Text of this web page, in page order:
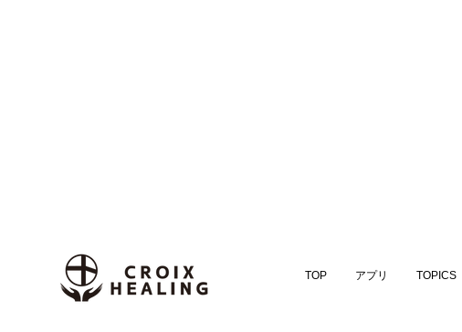
TOP アプリ TOPICS